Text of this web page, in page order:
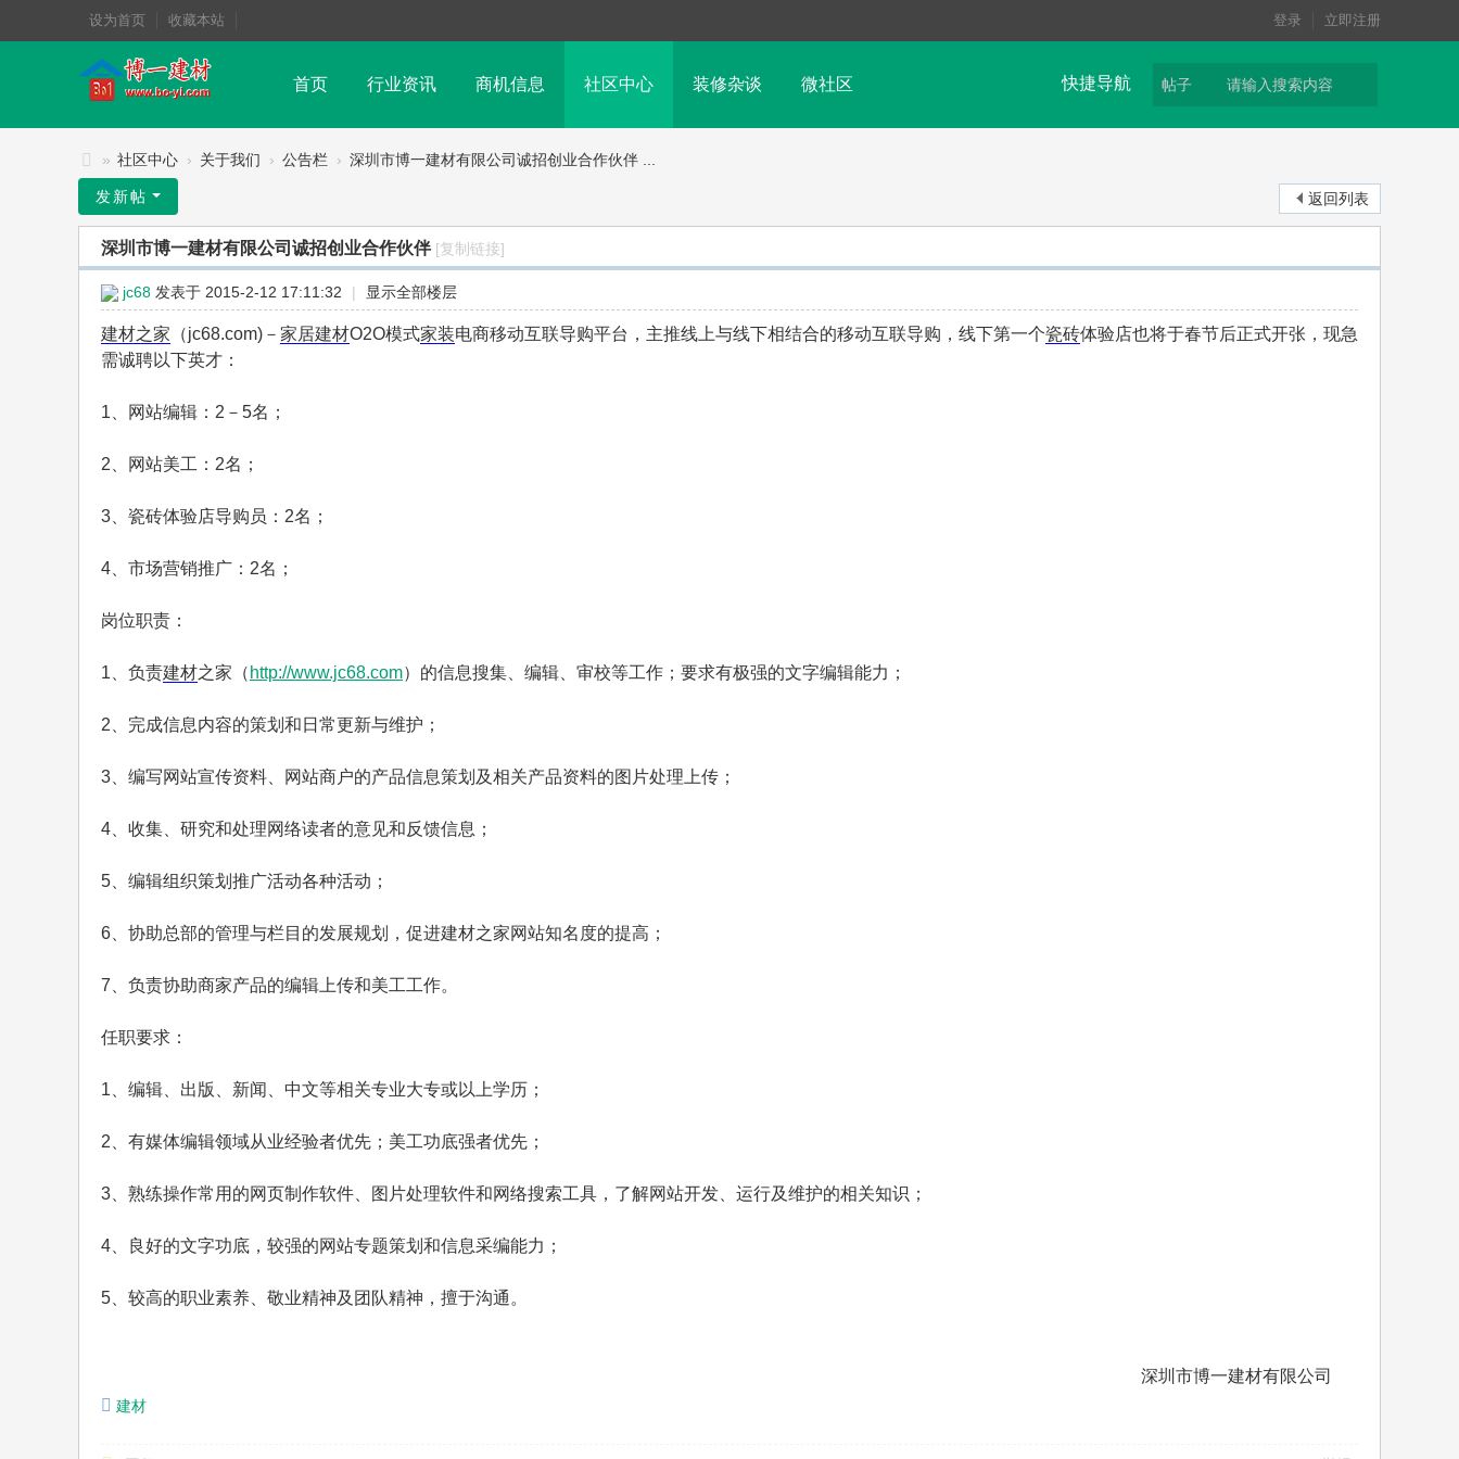
设为首页 收藏本站 登录 立即注册
首页 行业资讯 商机信息 社区中心 装修杂谈 微社区 帖子
快捷导航
一
» 社区中心 › 关于我们 › 公告栏 › 深圳市博一建材有限公司诚招创业合作伙伴 ...
返回列表
发新帖
深圳市博一建材有限公司诚招创业合作伙伴 [复制链接]
jc68 发表于 2015-2-12 17:11:32 | 显示全部楼层
建材之家 （jc68.com)－ 家居建材O2O模式家装电商移动互联导购平台，主推线上与线下相结合的移动互联导购，线下第一个瓷砖体验店也将于春节后正式开张，现急
需诚聘以下英才：
1、网站编辑：2－5名；
2、网站美工：2名；
3、瓷砖体验店导购员：2名；
4、市场营销推广：2名；
岗位职责：
1、负责建材之家（ http://www.jc68.com）的信息搜集、编辑、审校等工作；要求有极强的文字编辑能力；
2、完成信息内容的策划和日常更新与维护；
3、编写网站宣传资料、网站商户的产品信息策划及相关产品资料的图片处理上传；
4、收集、研究和处理网络读者的意见和反馈信息；
5、编辑组织策划推广活动各种活动；
6、协助总部的管理与栏目的发展规划，促进建材之家网站知名度的提高；
7、负责协助商家产品的编辑上传和美工工作。
任职要求：
1、编辑、出版、新闻、中文等相关专业大专或以上学历；
2、有媒体编辑领域从业经验者优先；美工功底强者优先；
3、熟练操作常用的网页制作软件、图片处理软件和网络搜索工具，了解网站开发、运行及维护的相关知识；
4、良好的文字功底，较强的网站专题策划和信息采编能力；
5、较高的职业素养、敬业精神及团队精神，擅于沟通。
深圳市博一建材有限公司
建材